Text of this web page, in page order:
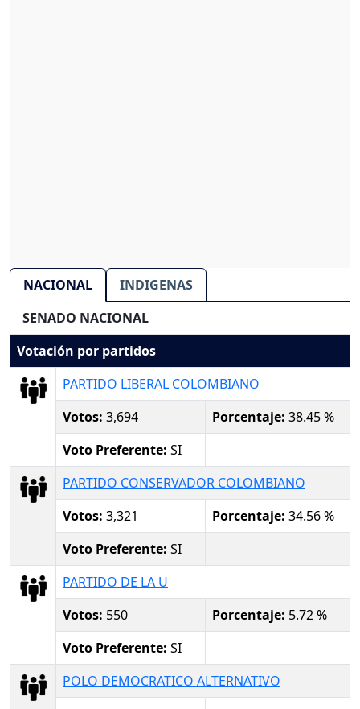
NACIONAL
INDIGENAS
SENADO NACIONAL
Votación por partidos
PARTIDO LIBERAL COLOMBIANO
Votos: 3,694 Porcentaje: 38.45 %
Voto Preferente: SI
PARTIDO CONSERVADOR COLOMBIANO
Votos: 3,321 Porcentaje: 34.56 %
Voto Preferente: SI
PARTIDO DE LA U
Votos: 550 Porcentaje: 5.72 %
Voto Preferente: SI
POLO DEMOCRATICO ALTERNATIVO